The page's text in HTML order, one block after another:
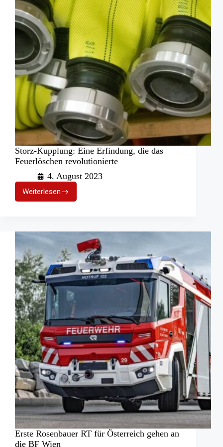
Storz-Kupplung: Eine Erfindung, die das
Feuerlöschen revolutionierte
4. August 2023
Weiterlesen
Storz-
Kupplung:
die
das
Feuerlöschen
revolutionierte
Erste Rosenbauer RT für Österreich gehen an
die BF Wien